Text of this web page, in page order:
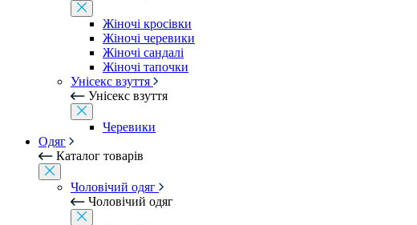
Жіночі кросівки
Жіночі черевики
Жіночі сандалі
Жіночі тапочки
Унісекс взуття
Унісекс взуття
Черевики
Одяг
Каталог товарів
Чоловічий одяг
Чоловічий одяг